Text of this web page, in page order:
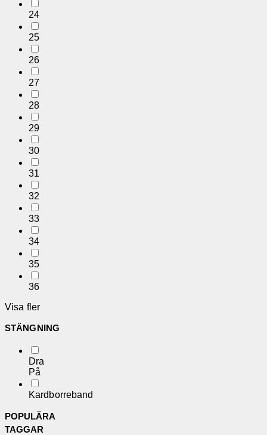
24
25
26
27
28
29
30
31
32
33
34
35
36
Visa fler
STÄNGNING
Dra
På
Kardborreband
POPULÄRA
TAGGAR